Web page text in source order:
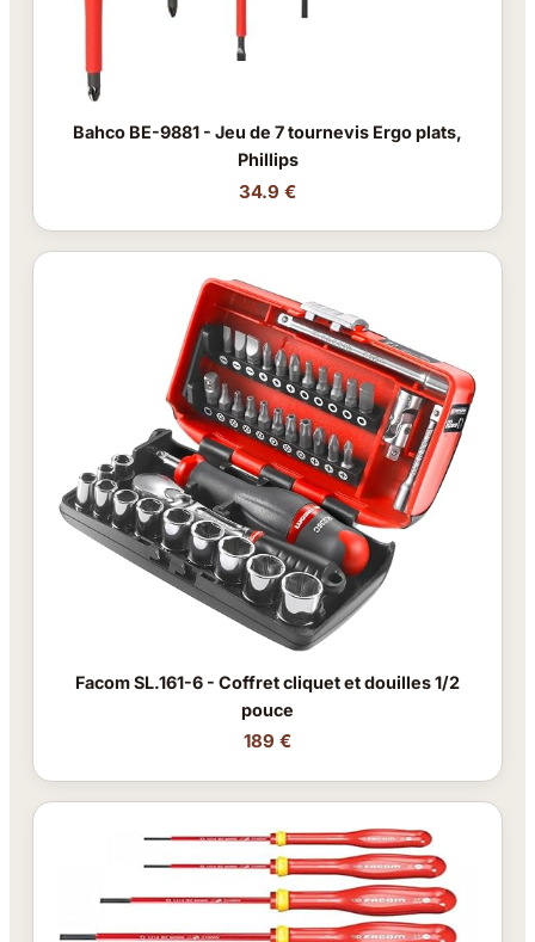
Bahco BE-9881 - Jeu de 7 tournevis Ergo plats,
Phillips
34.9 €
Facom SL.161-6 - Coffret cliquet et douilles 1/2
pouce
189 €